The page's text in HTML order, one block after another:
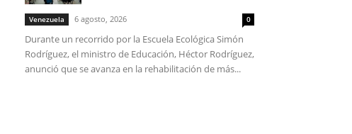
Venezuela 6 agosto, 2026 0
Durante un recorrido por la Escuela Ecológica Simón
Rodríguez, el ministro de Educación, Héctor Rodríguez,
anunció que se avanza en la rehabilitación de más...